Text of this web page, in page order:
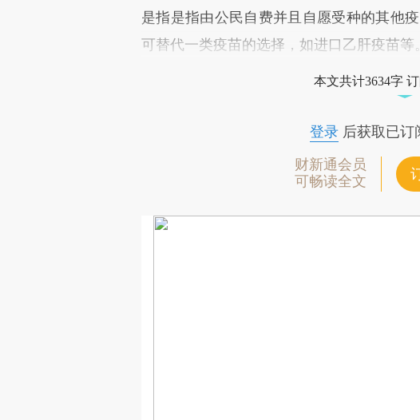
是指是指由公民自费并且自愿受种的其他
可替代一类疫苗的选择，如进口乙肝疫苗等。
本文共计3634字
登录后获取已订
财新通会员
可畅读全文